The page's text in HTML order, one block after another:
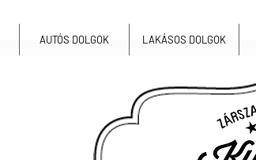
AUTÓS DOLGOK LAKÁSOS DOLGOK